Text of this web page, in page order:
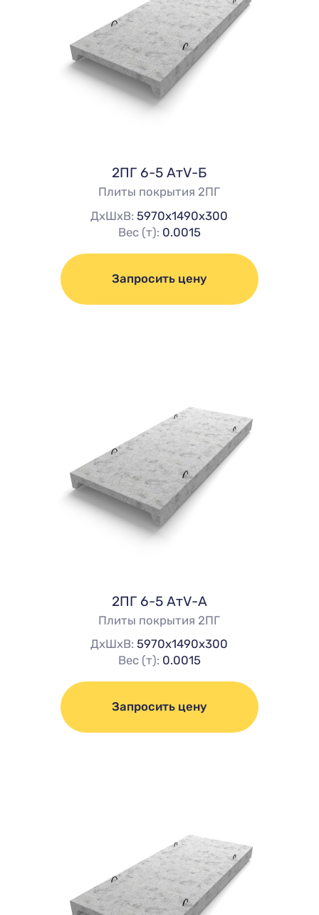
2ПГ 6-5 АтV-Б
Плиты покрытия 2ПГ
ДхШхВ:5970х1490х300
Вес (т): 0.0015
Запросить цену
2ПГ 6-5 АтV-А
Плиты покрытия 2ПГ
ДхШхВ:5970х1490х300
Вес (т): 0.0015
Запросить цену